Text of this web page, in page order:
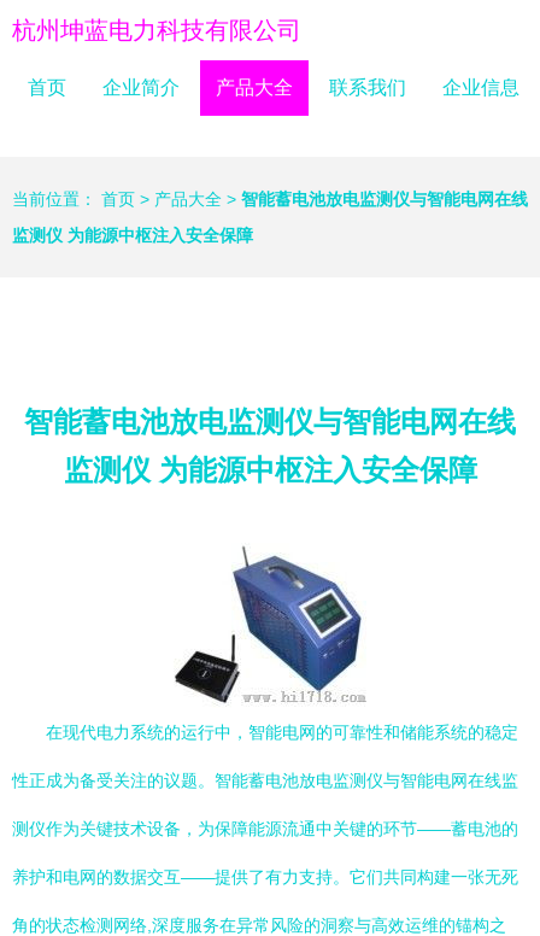
杭州坤蓝电力科技有限公司
首页 企业简介 产品大全 联系我们 企业信息
当前位置： 首页 > 产品大全 > 智能蓄电池放电监测仪与智能电网在线
监测仪 为能源中枢注入安全保障
智能蓄电池放电监测仪与智能电网在线
监测仪 为能源中枢注入安全保障
在现代电力系统的运行中，智能电网的可靠性和储能系统的稳定
性正成为备受关注的议题。智能蓄电池放电监测仪与智能电网在线监
测仪作为关键技术设备，为保障能源流通中关键的环节——蓄电池的
养护和电网的数据交互——提供了有力支持。它们共同构建一张无死
角的状态检测网络,深度服务在异常风险的洞察与高效运维的锚构之